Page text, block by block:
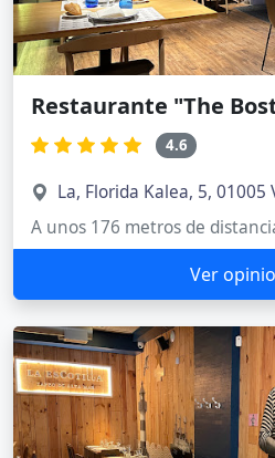
Restaurante "The
4.6
La, Florida Kalea, 5, 01005
A unos 176 metros de
Ver